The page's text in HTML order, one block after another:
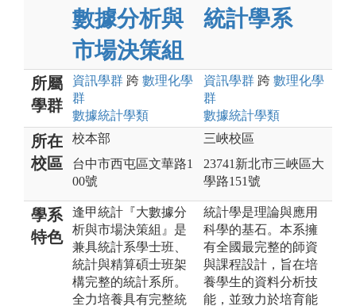
數據分析與
市場決策組
統計學系
所屬
學群
資訊學群 跨 數理化學
群
數據統計學類
資訊學群 跨 數理化學
群
數據統計學類
所在
校區
校本部
台中市西屯區文華路1
00號
三峽校區
23741新北市三峽區大
學路151號
學系
特色
逢甲統計『大數據分
析與市場決策組』是
兼具統計系學士班、
統計與精算碩士班架
構完整的統計系所。
全力培養具有完整統
統計學是理論與應用
科學的基石。本系擁
有全國最完整的師資
與課程設計，旨在培
養學生的資料分析技
能，並致力於培育能